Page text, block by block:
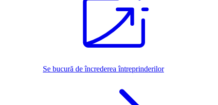
Se bucură de încrederea întreprinderilor